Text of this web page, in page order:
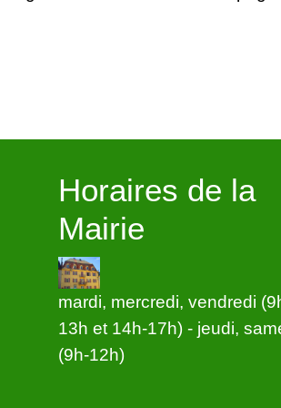
Horaires de la
Mairie
mardi, mercredi, vendredi
13h et 14h-17h) - jeudi,
(9h-12h)